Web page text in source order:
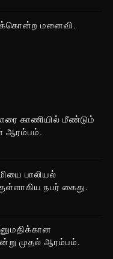
மனைவி.
காணியில் மீண்டும்
ஆரம்பம்.
பாலியல்
நபர் கைது.
முதல் ஆரம்பம்.